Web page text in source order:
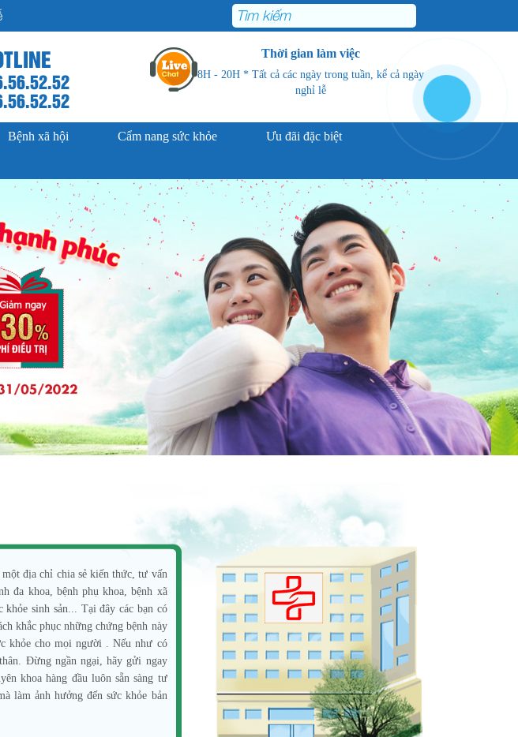
Thời gian làm việc
8H - 20H * Tất cả các ngày trong tuần, kể cả ngày
nghỉ lễ
Bệnh xã hội Cẩm nang sức khỏe Ưu đãi đặc biệt
địa chỉ chia sẻ kiến thức, tư vấn
đa khoa, bệnh phụ khoa, bệnh xã
sinh sản... Tại đây các bạn có
khắc phục những chứng bệnh này
khỏe cho mọi người . Nếu như có
Đừng ngần ngại, hãy gửi ngay
khoa hàng đầu luôn sẵn sàng tư
làm ảnh hưởng đến sức khỏe bản